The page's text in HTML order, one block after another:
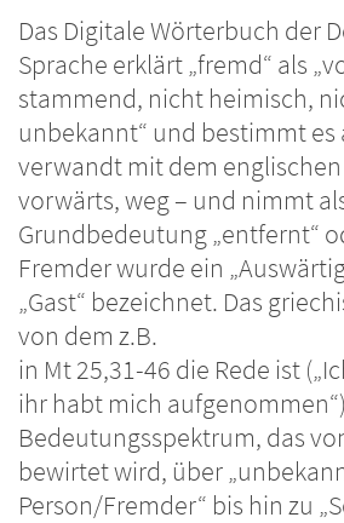
Das Digitale Wörterbuch der
Sprache erklärt „fremd“ als
stammend, nicht heimisch,
unbekannt“ und bestimmt es
verwandt mit dem englischen
vorwärts, weg – und nimmt
Grundbedeutung „entfernt“
Fremder wurde ein
„Gast“ bezeichnet. Das
von dem z.B.
in Mt 25,31-46 die Rede ist
ihr habt mich
Bedeutungsspektrum, das
bewirtet wird, über
Person/Fremder“ bis hin zu